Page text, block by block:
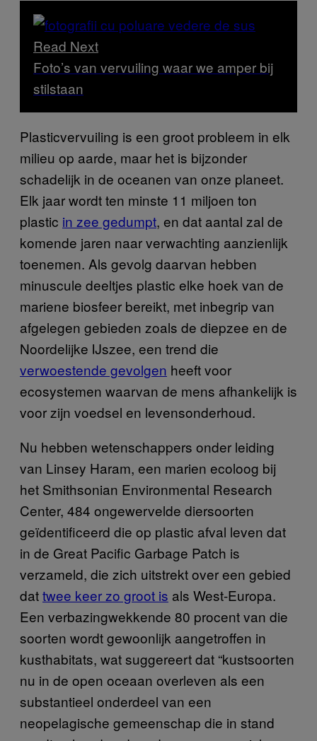
Read Next
Foto’s van vervuiling waar we amper bij
stilstaan
Plasticvervuiling is een groot probleem in elk
milieu op aarde, maar het is bijzonder
schadelijk in de oceanen van onze planeet.
Elk jaar wordt ten minste 11 miljoen ton
plastic in zee gedumpt, en dat aantal zal de
komende jaren naar verwachting aanzienlijk
toenemen. Als gevolg daarvan hebben
minuscule deeltjes plastic elke hoek van de
mariene biosfeer bereikt, met inbegrip van
afgelegen gebieden zoals de diepzee en de
Noordelijke IJszee, een trend die
verwoestende gevolgen heeft voor
ecosystemen waarvan de mens afhankelijk is
voor zijn voedsel en levensonderhoud.
Nu hebben wetenschappers onder leiding
van Linsey Haram, een marien ecoloog bij
het Smithsonian Environmental Research
Center, 484 ongewervelde diersoorten
geïdentificeerd die op plastic afval leven dat
in de Great Pacific Garbage Patch is
verzameld, die zich uitstrekt over een gebied
dattwee keer zo groot is als West-Europa.
Een verbazingwekkende 80 procent van die
soorten wordt gewoonlijk aangetroffen in
kusthabitats, wat suggereert dat “kustsoorten
nu in de open oceaan overleven als een
substantieel onderdeel van een
neopelagische gemeenschap die in stand